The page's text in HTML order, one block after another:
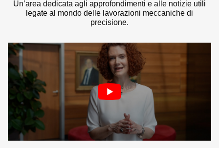
Un’area dedicata agli approfondimenti e alle notizie utili
legate al mondo delle lavorazioni meccaniche di
precisione.